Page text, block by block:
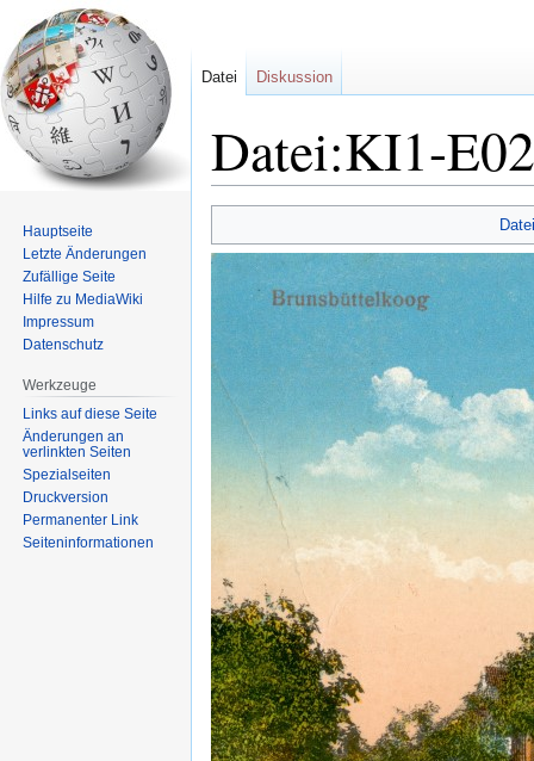
Datei:KI1-
Navigation
springen
Suche
springen
Datei Diskussion
Hauptseite
Letzte Änderungen
Zufällige Seite
Hilfe zu MediaWiki
Impressum
Datenschutz
Werkzeuge
Links auf diese Seite
Änderungen an
verlinkten Seiten
Spezialseiten
Druckversion
Permanenter Link
Seiten­informationen